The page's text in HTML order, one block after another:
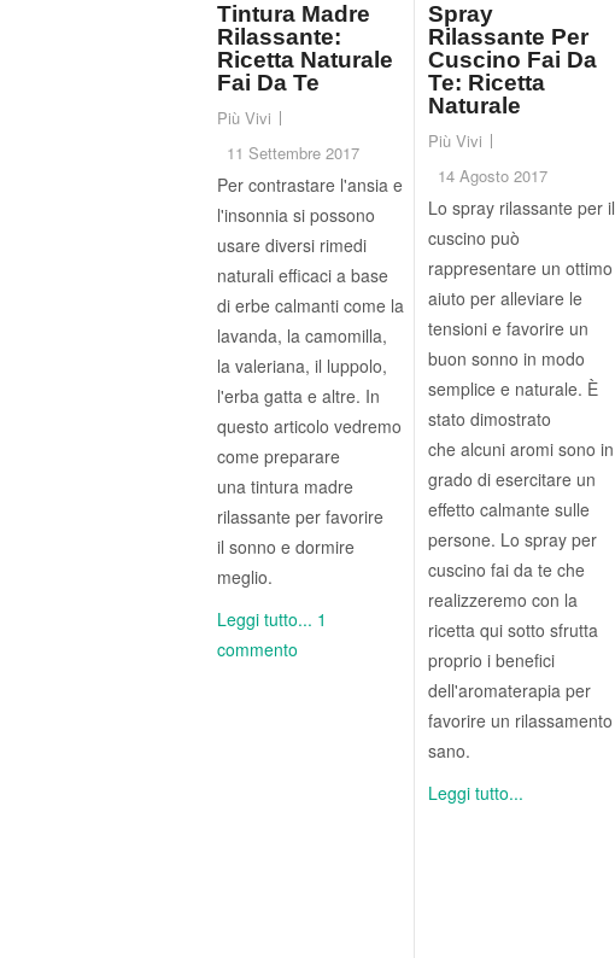
Tintura Madre
Rilassante:
Ricetta Naturale
Fai Da Te
Più Vivi
11 Settembre 2017
Per contrastare l'ansia e
l'insonnia si possono
usare diversi rimedi
naturali efficaci a base
di erbe calmanti come la
lavanda, la camomilla,
la valeriana, il luppolo,
l'erba gatta e altre. In
questo articolo vedremo
come preparare
una tintura madre
rilassante per favorire
il sonno e dormire
meglio.
Leggi tutto... 1
commento
Spray
Rilassante Per
Cuscino Fai Da
Te: Ricetta
Naturale
Più Vivi
14 Agosto 2017
Lo spray rilassante per il
cuscino può
rappresentare un ottimo
aiuto per alleviare le
tensioni e favorire un
buon sonno in modo
semplice e naturale. È
stato dimostrato
che alcuni aromi sono in
grado di esercitare un
effetto calmante sulle
persone. Lo spray per
cuscino fai da te che
realizzeremo con la
ricetta qui sotto sfrutta
proprio i benefici
dell'aromaterapia per
favorire un rilassamento
sano.
Leggi tutto...